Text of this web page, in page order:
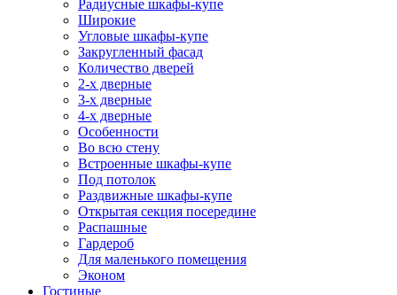
Радиусные шкафы-купе
Широкие
Угловые шкафы-купе
Закругленный фасад
Количество дверей
2-х дверные
3-х дверные
4-х дверные
Особенности
Во всю стену
Встроенные шкафы-купе
Под потолок
Раздвижные шкафы-купе
Открытая секция посередине
Распашные
Гардероб
Для маленького помещения
Эконом
Гостиные